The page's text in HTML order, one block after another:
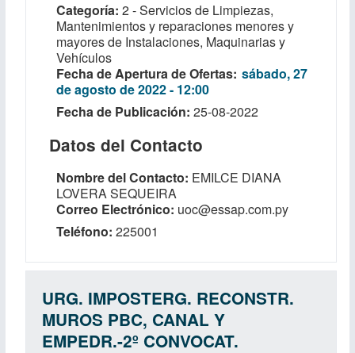
Categoría 2 - Servicios de Limpiezas,
Mantenimientos y reparaciones menores y
mayores de Instalaciones, Maquinarias y
Vehículos
Fecha de Apertura de Ofertas sábado, 27
de agosto de 2022 - 12:00
Fecha de Publicación 25-08-2022
Datos del Contacto
Nombre del Contacto EMILCE DIANA
LOVERA SEQUEIRA
Correo Electrónico uoc@essap.com.py
Teléfono 225001
URG. IMPOSTERG. RECONSTR.
MUROS PBC, CANAL Y
EMPEDR.-2º CONVOCAT.